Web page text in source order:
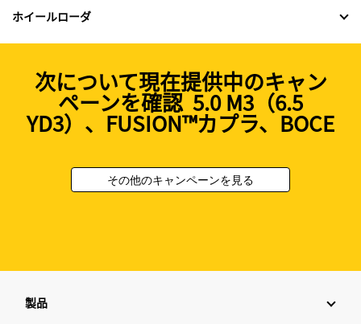
ホイールローダ
次について現在提供中のキャン
ペーンを確認 5.0 M3（6.5
YD3）、FUSION™カプラ、BOCE
その他のキャンペーンを見る
製品